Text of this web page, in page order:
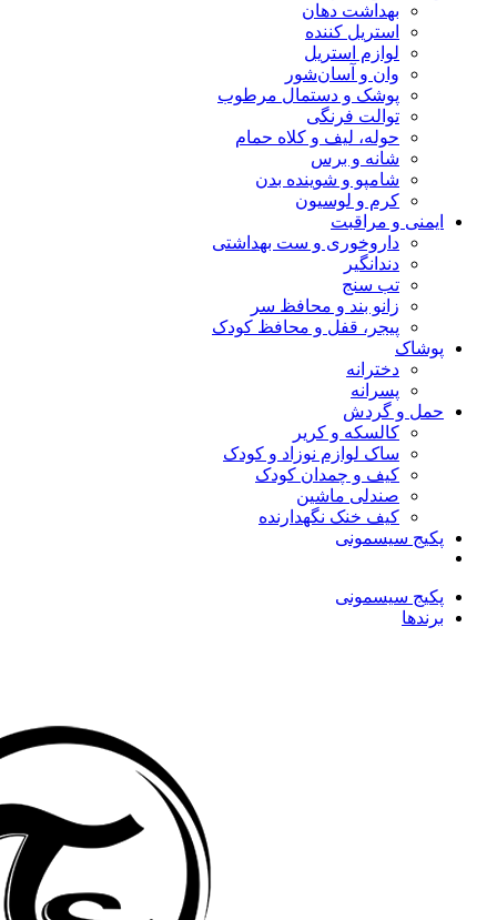
بهداشت دهان
استریل کننده
لوازم استریل
وان و آسان‌شور
پوشک و دستمال مرطوب
توالت فرنگی
حوله، لیف و کلاه حمام
شانه و برس
شامپو و شوینده بدن
کرم و لوسیون
ایمنی و مراقبت
داروخوری و ست بهداشتی
دندانگیر
تب‌ سنج
زانو بند و محافظ سر
پیجر، قفل و محافظ کودک
پوشاک
دخترانه
پسرانه
حمل و گردش
کالسکه و کریر
ساک لوازم نوزاد و کودک
کیف و چمدان کودک
صندلی ماشین
کیف خنک نگهدارنده
پکیج سیسمونی
پکیج سیسمونی
برندها